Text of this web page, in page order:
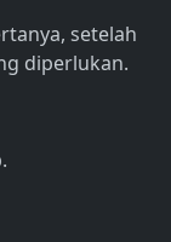
setelah
diperlukan.